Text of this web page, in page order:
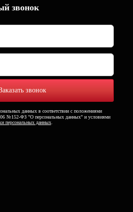
звонок
данных в соответствии с положениями
№152-ФЗ "О персональных данных" и условиями
персональных данных.